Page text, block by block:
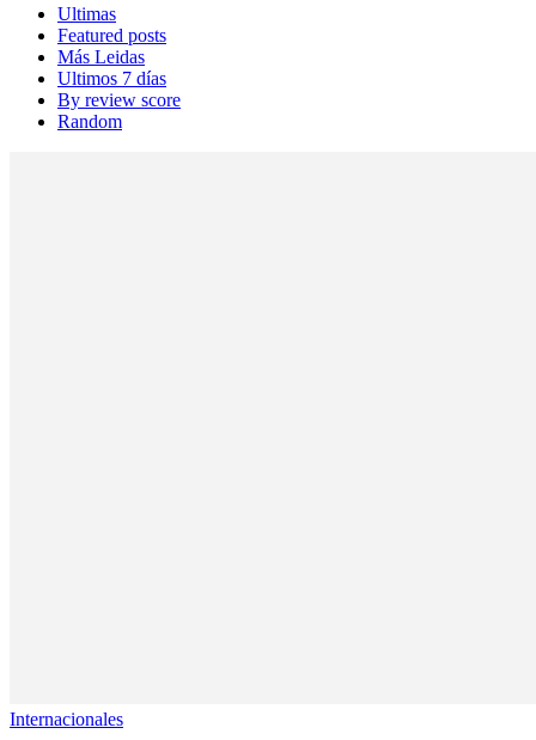
Ultimas
Featured posts
Más Leidas
Ultimos 7 días
By review score
Random
Internacionales